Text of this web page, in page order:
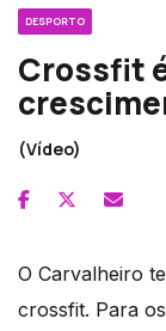
DESPORTO
Crossfit
(Vídeo)
O Carvalheiro
crossfit. Para